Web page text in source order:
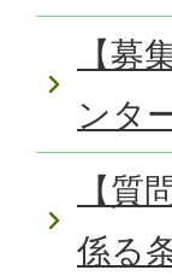
【
ンタ
【質
係る